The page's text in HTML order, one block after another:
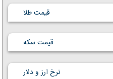
قیمت طلا
قیمت سکه
نرخ ارز و دلار